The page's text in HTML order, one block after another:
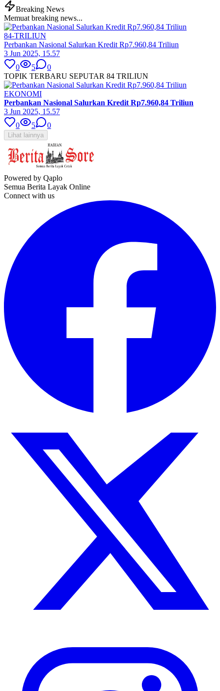
Breaking News
Memuat breaking news...
84-TRILIUN
Perbankan Nasional Salurkan Kredit Rp7.960,84 Triliun
3 Jun 2025, 15.57
0
5
0
TOPIK TERBARU SEPUTAR 84 TRILIUN
EKONOMI
Perbankan Nasional Salurkan Kredit Rp7.960,84 Triliun
3 Jun 2025, 15.57
0
5 0
Lihat lainnya
Powered by Qaplo
Semua Berita Layak Online
Connect with us